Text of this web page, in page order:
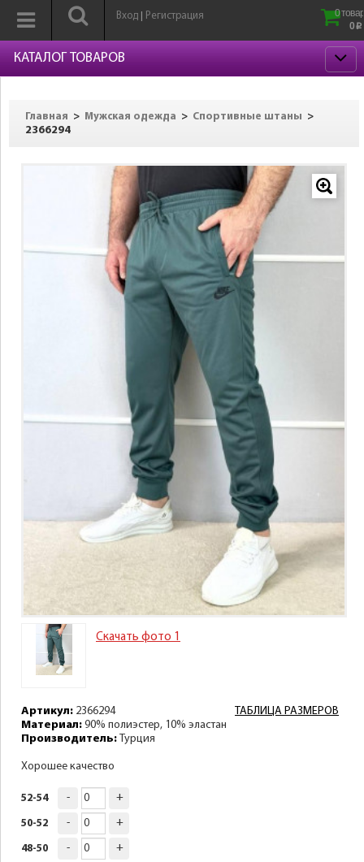
Вход Регистрация
0
0 p
КАТАЛОГ ТОВАРОВ
Главная > Мужская одежда > Спортивные штаны
>
2366294
Скачать фото 1
ТАБЛИЦА РАЗМЕРОВ
Артикул: 2366294
Материал: 90% полиэстер, 10% эластан
Производитель: Турция
Хорошее качество
52-54 - +
50-52 - +
48-50 - +